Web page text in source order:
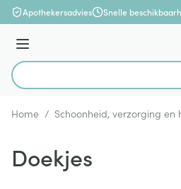
Ga naar de inhoud
Apothekersadvies Snelle
Menu
Product, merk, categorie...
Home / Schoonheid, verzorging en
Doekjes